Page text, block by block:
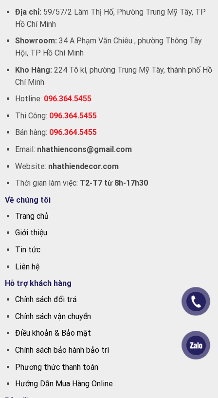
Địa chỉ: 59/57/2 Lâm Thị Hố, Phường Trung Mỹ Tây, TP
Hồ Chí Minh
Showroom: 34 A Phạm Văn Chiêu , phường Thông Tây
Hội, TP Hồ Chí Minh
Kho Hàng: 224 Tô kí, phường Trung Mỹ Tây, thành phố Hồ
Chí Minh
Hotline: 096.364.5455
Thi Công: 096.364.5455
Bán hàng: 096.364.5455
Email: nhathiencons@gmail.com
Website: nhathiendecor.com
Thời gian làm việc: T2-T7 từ 8h-17h30
Về chúng tôi
Trang chủ
Giới thiệu
Tin tức
Liên hệ
Hỗ trợ khách hàng
Chính sách đổi trả
Chính sách vận chuyển
Điều khoản & Bảo mật
Chính sách bảo hành bảo trì
Phương thức thanh toán
Hướng Dẫn Mua Hàng Online